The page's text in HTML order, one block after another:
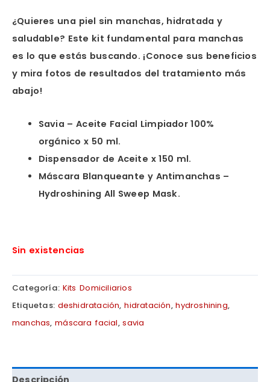
¿Quieres una piel sin manchas, hidratada y
saludable? Este kit fundamental para manchas
es lo que estás buscando. ¡Conoce sus beneficios
y mira fotos de resultados del tratamiento más
abajo!
Savia – Aceite Facial Limpiador 100%
orgánico x 50 ml.
Dispensador de Aceite x 150 ml.
Máscara Blanqueante y Antimanchas –
Hydroshining All Sweep Mask.
Sin existencias
Categoría: Kits Domiciliarios
Etiquetas: deshidratación,hidratación,hydroshining,
manchas,máscara facial,savia
Descripción